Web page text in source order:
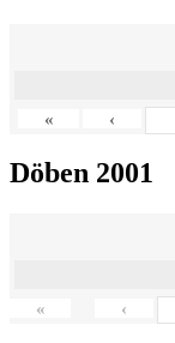
« ‹
Döben 2001
« ‹